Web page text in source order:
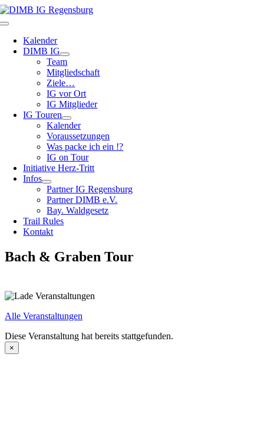
Zum
Inhalt
Toggle
NavigationKalender
DIMB IG
Team
Mitgliedschaft
Ziele…
IG vor Ort
IG Mitglieder
IG Touren
Kalender
Voraussetzungen
Was packe ich ein !?
IG on Tour
Initiative Herz-Tritt
Infos
Partner IG Regensburg
Partner DIMB e.V.
Bay. Waldgesetz
Trail Rules
Kontakt
Bach & Graben Tour
Alle Veranstaltungen
Diese Veranstaltung hat bereits stattgefunden.
×